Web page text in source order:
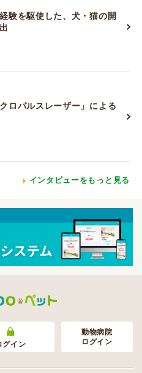
験を駆使した、犬・猫の開
ロパルスレーザー」による
インタビューをもっと見る
グイン
動物病院
ログイン